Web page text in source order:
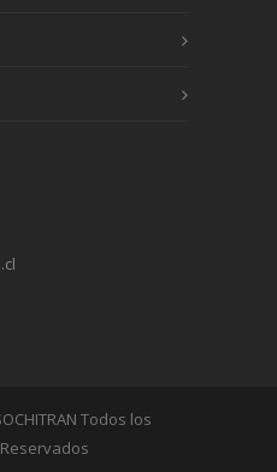
Todos los